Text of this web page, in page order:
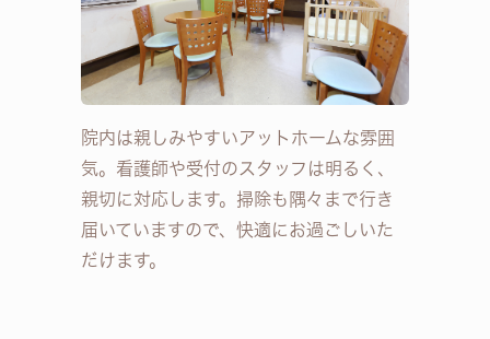
院内は親しみやすいアットホームな雰囲
気。看護師や受付のスタッフは明るく、
親切に対応します。掃除も隅々まで行き
届いていますので、快適にお過ごしいた
だけます。